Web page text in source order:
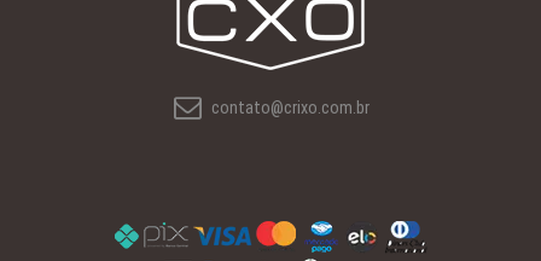
contato@crixo.com.br